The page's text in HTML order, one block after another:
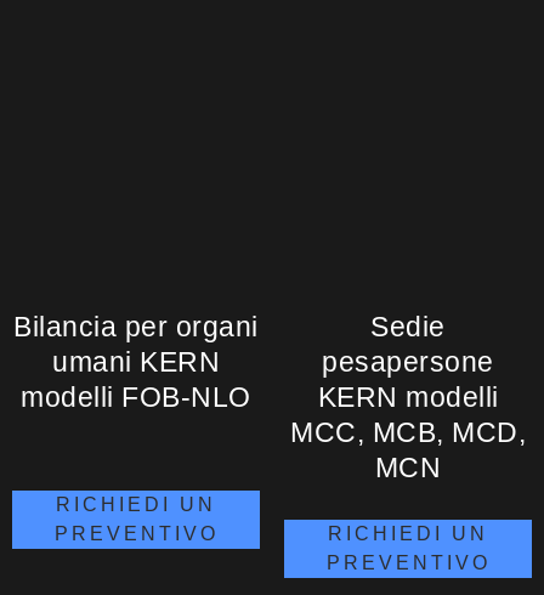
Bilancia per organi
umani KERN
modelli FOB-NLO
RICHIEDI UN
PREVENTIVO
Sedie
pesapersone
KERN modelli
MCC, MCB, MCD,
MCN
RICHIEDI UN
PREVENTIVO